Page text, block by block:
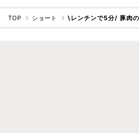
TOP ショート \レンチンで5分/ 豚肉